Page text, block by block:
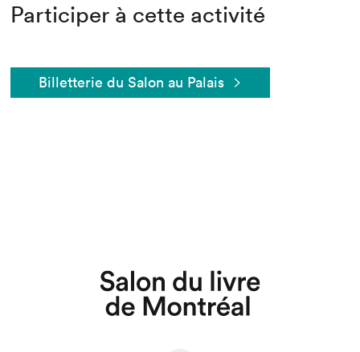
Participer à cette activité
Billetterie du Salon au Palais